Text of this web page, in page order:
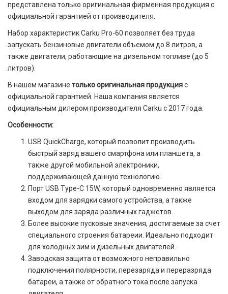
представлена только оригинальная фирменная продукция с
официальной гарантией от производителя.
Набор характеристик Carku Pro-60 позволяет без труда
запускать бензиновые двигатели объемом до 8 литров, а
также двигатели, работающие на дизельном топливе (до 5
литров).
В нашем магазине только оригинальная продукцияс
официальной гарантией. Наша компания является
официальным дилером производителя Carku с 2017 года.
Особенности:
USB QuickCharge, который позволит производить
быстрый заряд вашего смартфона или планшета, а
также другой мобильной электроники,
поддерживающей данную технологию.
Порт USB Type-C 15W, который одновременно является
входом для зарядки самого устройства, а также
выходом для заряда различных гаджетов.
Более высокие пусковые значения, достигаемые за счет
специального строения батареии. Идеально подходит
для холодных зим и дизельных двигателей.
Заводская защита от возможного неправильно
подключения полярности, перезаряда и переразряда
батареи, а также от обратного тока после запуска